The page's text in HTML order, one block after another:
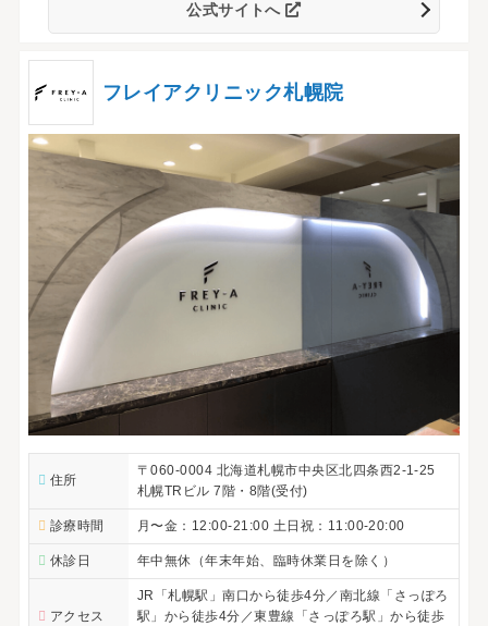
公式サイトへ
フレイアクリニック札幌院
住所
〒060-0004 北海道札幌市中央区北四条西2-1-25
札幌TRビル 7階・8階(受付)
診療時間 月〜金：12:00-21:00 土日祝：11:00-20:00
休診日 年中無休（年末年始、臨時休業日を除く）
アクセス
JR「札幌駅」南口から徒歩4分／南北線「さっぽろ
駅」から徒歩4分／東豊線「さっぽろ駅」から徒歩